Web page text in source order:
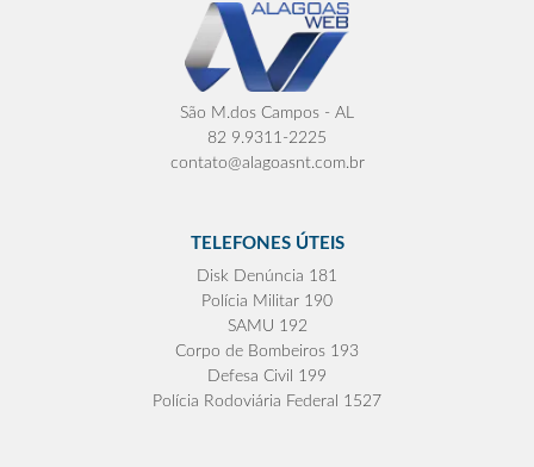
São M.dos Campos - AL
82 9.9311-2225
contato@alagoasnt.com.br
TELEFONES ÚTEIS
Disk Denúncia 181
Polícia Militar 190
SAMU 192
Corpo de Bombeiros 193
Defesa Civil 199
Polícia Rodoviária Federal 1527